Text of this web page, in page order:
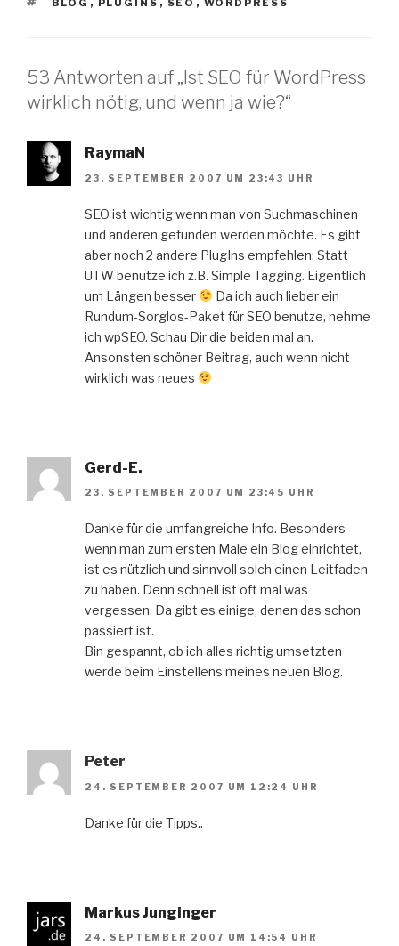
BLOG , PLUGINS , SEO , WORDPRESS
53 Antworten auf „Ist SEO für WordPress
wirklich nötig, und wenn ja wie?“
RaymaN
23. SEPTEMBER 2007 UM 23:43 UHR
SEO ist wichtig wenn man von Suchmaschinen
und anderen gefunden werden möchte. Es gibt
aber noch 2 andere PlugIns empfehlen: Statt
UTW benutze ich z.B. Simple Tagging. Eigentlich
um Längen besser
Da ich auch lieber ein
Rundum-Sorglos-Paket für SEO benutze, nehme
ich wpSEO. Schau Dir die beiden mal an.
Ansonsten schöner Beitrag, auch wenn nicht
wirklich was neues
Gerd-E.
23. SEPTEMBER 2007 UM 23:45 UHR
Danke für die umfangreiche Info. Besonders
wenn man zum ersten Male ein Blog einrichtet,
ist es nützlich und sinnvoll solch einen Leitfaden
zu haben. Denn schnell ist oft mal was
vergessen. Da gibt es einige, denen das schon
passiert ist.
Bin gespannt, ob ich alles richtig umsetzten
werde beim Einstellens meines neuen Blog.
Peter
24. SEPTEMBER 2007 UM 12:24 UHR
Danke für die Tipps..
Markus Junginger
24. SEPTEMBER 2007 UM 14:54 UHR